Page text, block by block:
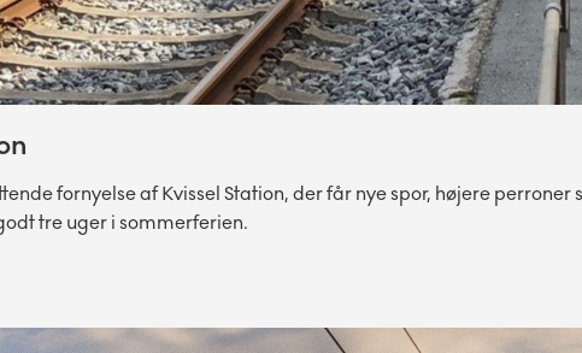
fornyelse af Kvissel Station, der får nye spor, højere
tre uger i sommerferien.